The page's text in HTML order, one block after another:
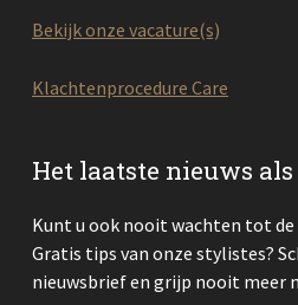
Bekijk onze vacature(s)
Klachtenprocedure Care
Het laatste nieuws als
Kunt u ook nooit wachten tot
Gratis tips van onze stylistes?
nieuwsbrief en grijp nooit meer